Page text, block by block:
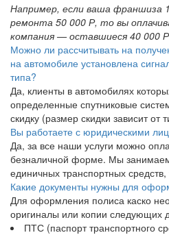
Например, если ваша франшиза
ремонта 50 000 Р, то вы
компания — оставшиеся 40 000
Можно ли рассчитывать на
на автомобиле установлена
типа?
Да, клиенты в автомобилях
определенные спутниковые
скидку (размер скидки зависит
Вы работаете с юридическими
Да, за все наши услуги можно
безналичной форме. Мы
единичных транспортных средств,
Какие документы нужны для
Для оформления полиса каско
оригиналы или копии следующих
ПТС (паспорт транспортного